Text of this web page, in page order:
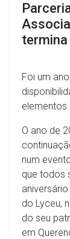
Foi um
elementos
O ano de
num
que todos
do Lyceu,
do seu
em